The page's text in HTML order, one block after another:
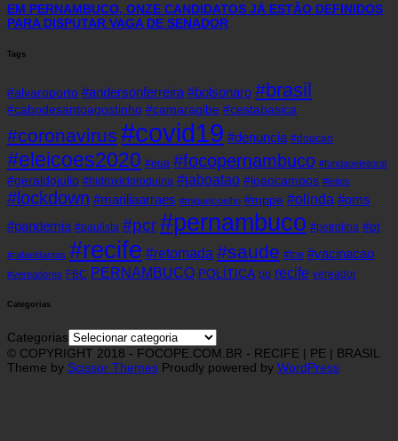
EM PERNAMBUCO, ONZE CANDIDATOS JÁ ESTÃO DEFINIDOS
PARA DISPUTAR VAGA DE SENADOR
Tags
#alvaroporto #andersonferreira #bolsonaro #brasil
#cabodesantoagostinho #camaragibe #cestabasica
#coronavirus #covid19 #denuncia #doacao
#eleicoes2020 #eua #focopernambuco #fundaoeleitoral
#geraldojulio #hidroxicloroquina #jaboatao #joaocampos #leitos
#lockdown #mariliaarraes #miguelcoelho #mppe #olinda #oms
#pandemia #paulista #pcr#pernambuco #petrolina #pt
#rafaeldantas #recife #retomada #saude #tce #vacinacao
#vereadores FBC PERNAMBUCO POLÍTICA pp recife vereador
Categorias
Categorias
© COPYRIGHT 2018 - FOCOPE.COM.BR - RECIFE | PE | BRASIL
Theme by Scissor Themes Proudly powered by WordPress